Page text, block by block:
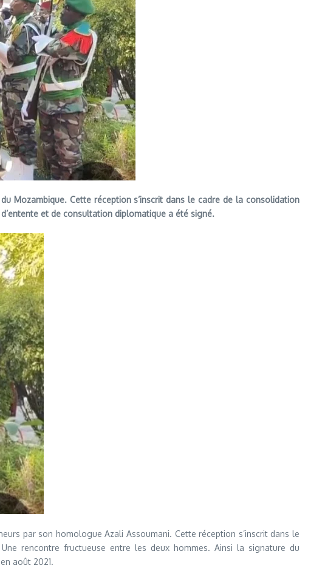
Mozambique. Cette réception s’inscrit dans le cadre de la consolidation
et de consultation diplomatique a été signé.
par son homologue Azali Assoumani. Cette réception s’inscrit dans le
rencontre fructueuse entre les deux hommes. Ainsi la signature du
août 2021.